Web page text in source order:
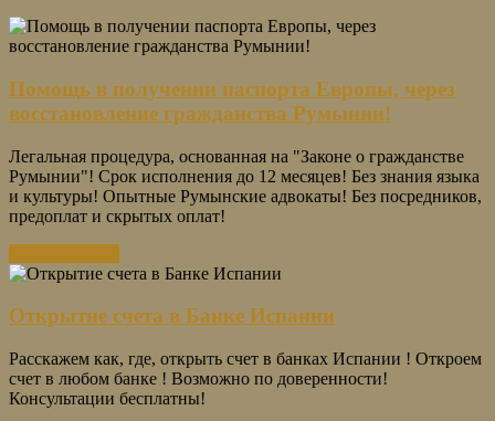
Помощь в получении паспорта Европы, через
восстановление гражданства Румынии!
Легальная процедура, основанная на "Законе о гражданстве
Румынии"! Срок исполнения до 12 месяцев! Без знания языка
и культуры! Опытные Румынские адвокаты! Без посредников,
предоплат и скрытых оплат!
Открытие счета в Банке Испании
Расскажем как, где, открыть счет в банках Испании ! Откроем
счет в любом банке ! Возможно по доверенности!
Консультации бесплатны!